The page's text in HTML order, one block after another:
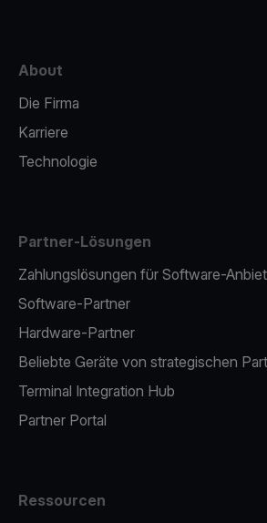
About
Die Firma
Karriere
Technologie
Partner-Lösungen
Zahlungslösungen für Software-
Software-Partner
Hardware-Partner
Beliebte Geräte von strategischen
Terminal Integration Hub
Partner Portal
Ressourcen